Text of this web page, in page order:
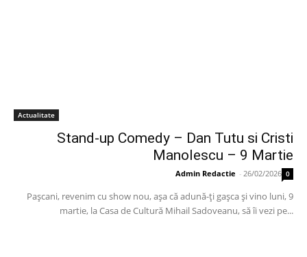
Actualitate
Stand-up Comedy – Dan Tutu si Cristi
Manolescu – 9 Martie
Admin Redactie - 26/02/2026 0
Paşcani, revenim cu show nou, aşa că adună-ţi gaşca şi vino luni, 9
martie, la Casa de Cultură Mihail Sadoveanu, să îi vezi pe...